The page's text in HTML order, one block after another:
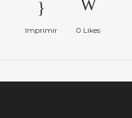
Imprimir 0 Likes